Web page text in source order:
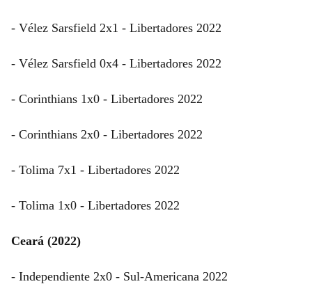
- Vélez Sarsfield 2x1 - Libertadores 2022
- Vélez Sarsfield 0x4 - Libertadores 2022
- Corinthians 1x0 - Libertadores 2022
- Corinthians 2x0 - Libertadores 2022
- Tolima 7x1 - Libertadores 2022
- Tolima 1x0 - Libertadores 2022
Ceará (2022)
- Independiente 2x0 - Sul-Americana 2022